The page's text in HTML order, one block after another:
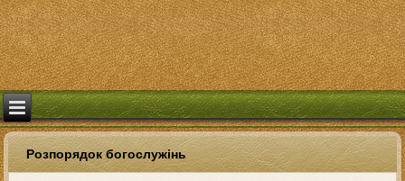
Розпорядок богослужінь